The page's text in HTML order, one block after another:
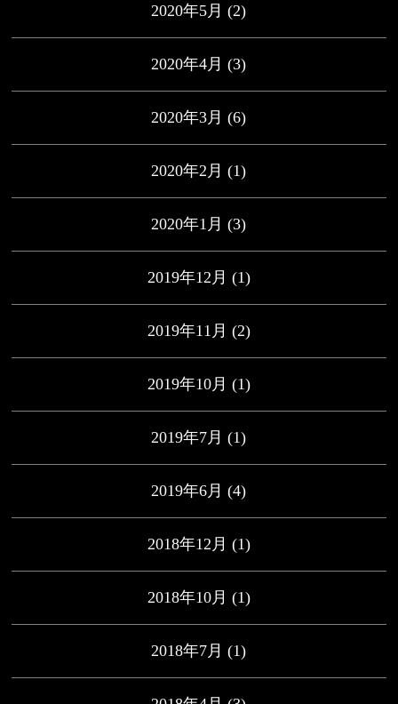
2020年5月 (2)
2020年4月 (3)
2020年3月 (6)
2020年2月 (1)
2020年1月 (3)
2019年12月 (1)
2019年11月 (2)
2019年10月 (1)
2019年7月 (1)
2019年6月 (4)
2018年12月 (1)
2018年10月 (1)
2018年7月 (1)